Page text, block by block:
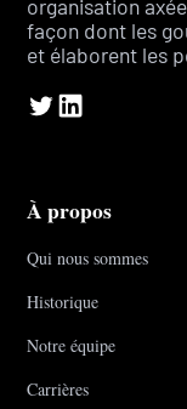
organisation
façon dont les
et élaborent les
À propos
Qui nous sommes
Historique
Notre équipe
Carrières